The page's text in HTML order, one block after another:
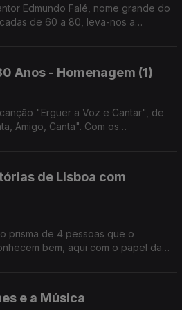
Edmundo Falé, nome grande do
de 60 a 80, leva-nos a
Anos - Homenagem (1)
"Erguer a Voz e Cantar", de
Amigo, Canta". Com os
de Lisboa com
prisma de 4 pessoas que o
bem, aqui com o papel das
e a Música